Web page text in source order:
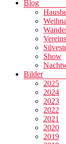
Blog
Show
Bilder
2025
2024
2023
2022
2021
2020
2019